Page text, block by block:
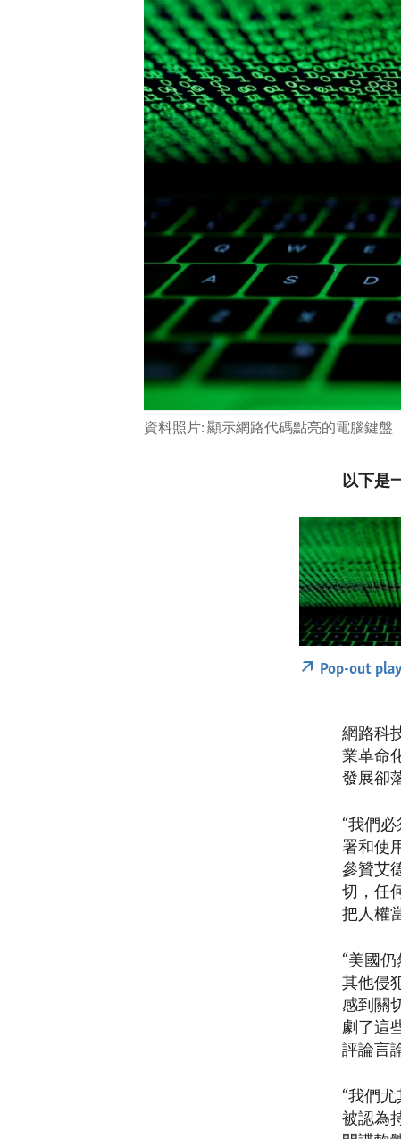
IDEALS AND INSTITUTIONS
資料照片: 顯示網路代碼點亮的電腦鍵盤
以下是
Pop-out
網路科
業革命
發展卻
“我們
署和使
參贊艾
切，任
把人權
“美國
其他侵
感到關
劇了這
評論言
“我們
被認為